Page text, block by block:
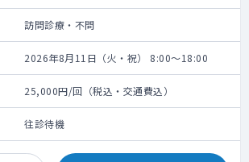
訪問診療・不問
2026年8月11日（火・祝） 8:00～18:00
25,000円/回（税込・交通費込）
往診待機